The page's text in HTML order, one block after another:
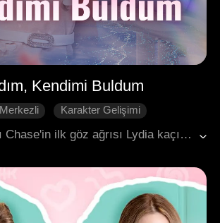
Kendimi Buldum
Karakter Gelişimi
Sadie ve kocası Chase'in ilk göz ağrısı Lydia kaçırılmıştı. Lydia saldırıya uğramış ve hamile kalmıştı. Lydia'yı korumak için Chase, Sadie'nin kurban olduğunu, tanımadığı birinin çocuğunu taşıdığını iddia etti. Yıkılan Sadie ondan boşandı, yalanını ortaya çıkardı ve doğmamış çocuğunu toprağa verdi. Sadie, Chase'in rakibiyle evlenip mutlu bir aile kurduktan sonra tekrar karşılaştılar. Artık mutluluğun fedakârlıkla kurulmadığını anlamıştı, Chase ise öğrenmişti ki aşk bazen vazgeçmektir.